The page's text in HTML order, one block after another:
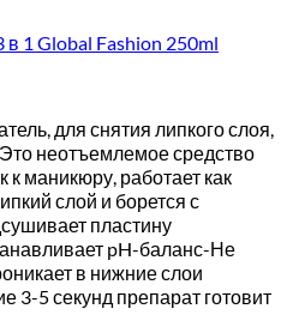
1 Global Fashion 250ml
для снятия липкого слоя,
неотъемлемое средство
к маникюру, работает как
слой и борется с
пластину
pH-баланс-Не
в нижние слои
3-5 секунд препарат готовит